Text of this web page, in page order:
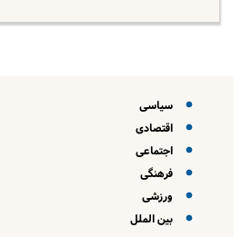
سیاسی
اقتصادی
اجتماعی
فرهنگی
ورزشی
بین الملل